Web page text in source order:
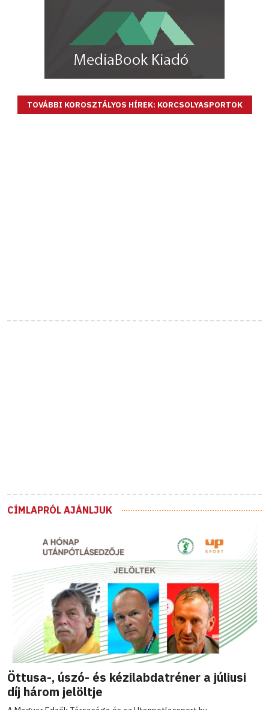
TOVÁBBI KOROSZTÁLYOS HÍREK: KORCSOLYASPORTOK
CÍMLAPRÓL AJÁNLJUK
Öttusa-, úszó- és kézilabdatréner a júliusi
díj három jelöltje